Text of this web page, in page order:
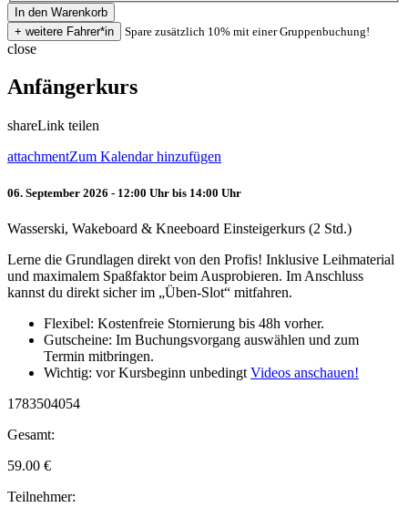
Spare zusätzlich 10% mit einer Gruppenbuchung!
close
Anfängerkurs
shareLink teilen
attachmentZum Kalendar hinzufügen
06. September 2026 - 12:00 Uhr bis 14:00 Uhr
Wasserski, Wakeboard & Kneeboard Einsteigerkurs (2 Std.)
Lerne die Grundlagen direkt von den Profis! Inklusive Leihmaterial
und maximalem Spaßfaktor beim Ausprobieren. Im Anschluss
kannst du direkt sicher im „Üben-Slot“ mitfahren.
Flexibel: Kostenfreie Stornierung bis 48h vorher.
Gutscheine: Im Buchungsvorgang auswählen und zum
Termin mitbringen.
Wichtig: vor Kursbeginn unbedingt Videos anschauen!
1783504054
Gesamt:
59.00 €
Teilnehmer: